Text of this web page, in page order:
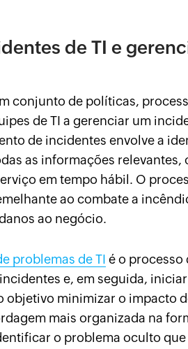
de TI e
conjunto de políticas,
de TI a gerenciar um
de incidentes envolve a
as informações relevantes,
em tempo hábil. O
ao combate a
ao negócio.
problemas de TI é o processo
e, em seguida,
objetivo minimizar o impacto
mais organizada na
o problema oculto que